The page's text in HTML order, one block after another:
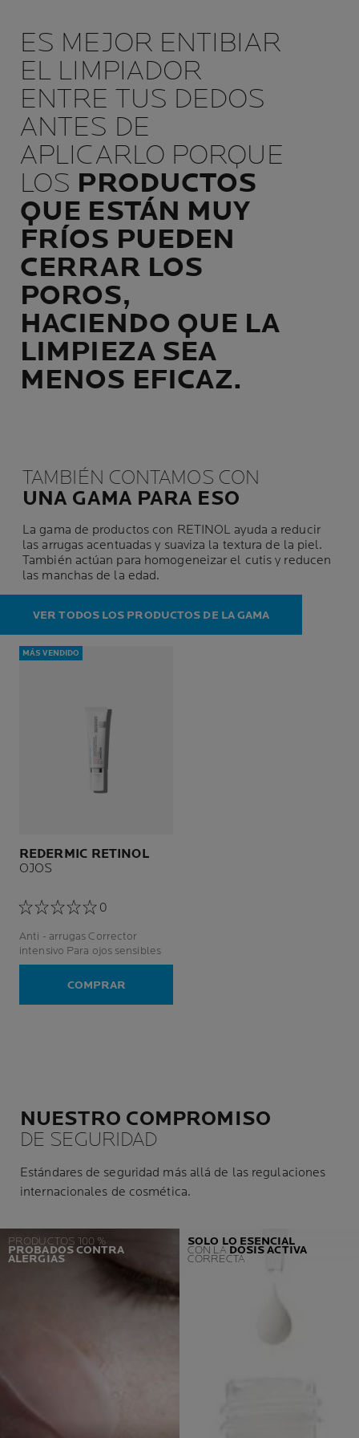
ES MEJOR ENTIBIAR
EL LIMPIADOR
ENTRE TUS DEDOS
ANTES DE
APLICARLO PORQUE
LOS PRODUCTOS
QUE ESTÁN MUY
FRÍOS PUEDEN
CERRAR LOS
POROS,
HACIENDO QUE LA
LIMPIEZA SEA
MENOS EFICAZ.
TAMBIÉN CONTAMOS CON
UNA GAMA PARA ESO
La gama de productos con RETINOL ayuda a reducir
las arrugas acentuadas y suaviza la textura de la piel.
También actúan para homogeneizar el cutis y reducen
las manchas de la edad.
VER TODOS LOS PRODUCTOS DE LA GAMA
MÁS VENDIDO
REDERMIC RETINOL
OJOS
0
Anti - arrugas Corrector
intensivo Para ojos sensibles
COMPRAR
NUESTRO COMPROMISO
DE SEGURIDAD
Estándares de seguridad más allá de las regulaciones
internacionales de cosmética.
PRODUCTOS 100 %
PROBADOS CONTRA
ALERGIAS
SOLO LO ESENCIAL
CON LA DOSIS ACTIVA
CORRECTA